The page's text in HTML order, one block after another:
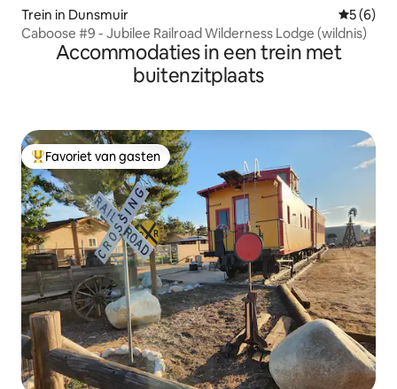
Trein in Dunsmuir
5 (6)
Caboose #9 - Jubilee Railroad Wilderness Lodge (wildnis)
Accommodaties in een trein met
buitenzitplaats
Topfavoriet van gasten
Favoriet van gasten